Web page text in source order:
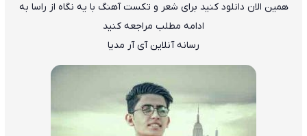
همین الان دانلود کنید برای شعر و تکست آهنگ با یه نگاه از راسا به
ادامه مطلب مراجعه کنید
رسانه آنلاین آی آر مدیا